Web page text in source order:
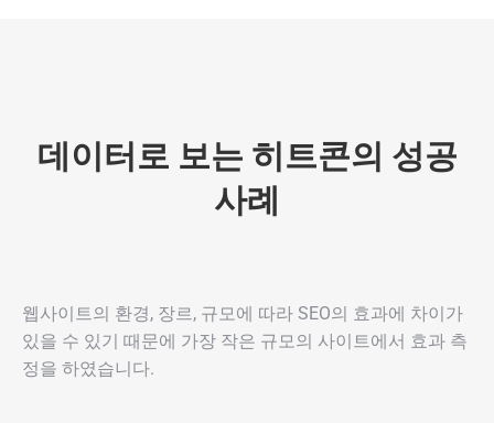
데이터로 보는 히트콘의 성공
사례
웹사이트의 환경, 장르, 규모에 따라 SEO의 효과에 차이가
있을 수 있기 때문에 가장 작은 규모의 사이트에서 효과 측
정을 하였습니다.